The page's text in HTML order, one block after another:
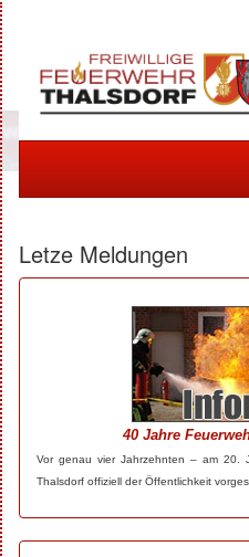
Letze Meldungen
40 Jahre
Vor genau vier Jahrzehnten – am 20.
Thalsdorf offiziell der Öffentlichkeit